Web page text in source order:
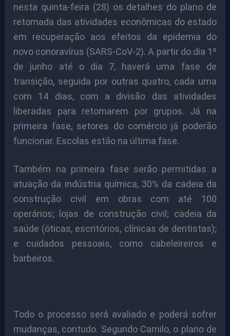
nesta quinta-feira (28) os detalhes do plano de
retomada das atividades econômicas do estado
em recuperação aos efeitos da epidemia do
novo conoravírus (SARS-CoV-2). A partir do dia 1º
de junho até o dia 7, haverá uma fase de
transição, seguida por outras quatro, cada uma
com 14 dias, com a divisão das atividades
liberadas para retomarem por grupos. Já na
primeira fase, setores do comércio já poderão
funcionar. Escolas estão na última fase.
Também na primeira fase serão permitidas a
atuação da indústria química, 30% da cadeia da
construção civil em obras com até 100
operários; lojas de construção civil; cadeia da
saúde (óticas, escritórios, clínicas de dentistas);
e cuidados pessoais, como cabeleireiros e
barbeiros.
Todo o processo será avaliado e poderá sofrer
mudanças, contudo. Segundo Camilo, o plano de